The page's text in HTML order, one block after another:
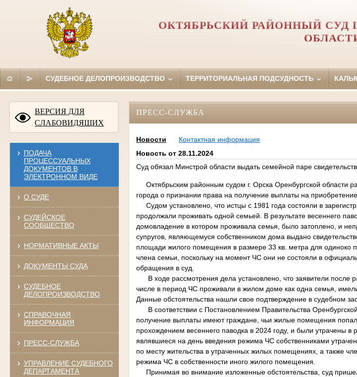
ОКТЯБРЬСКИЙ РАЙОННЫЙ СУД
СУДЕБНОЕ ДЕЛОПРОИЗВОДСТВО ТЕРРИТОРИАЛЬНАЯ ПОДСУДНОСТЬ
ВЕРСИЯ ДЛЯ
СЛАБОВИДЯЩИХ
ПОДАЧА
ПРОЦЕССУАЛЬНЫХ
ДОКУМЕНТОВ В
ЭЛЕКТРОННОМ ВИДЕ
О СУДЕ
СУДЕЙСКОЕ
СООБЩЕСТВО
НОРМАТИВНЫЕ АКТЫ
ДОКУМЕНТЫ СУДА
СУДЕБНОЕ
ДЕЛОПРОИЗВОДСТВО
СПРАВОЧНАЯ
ИНФОРМАЦИЯ
ПРЕСС-СЛУЖБА
УПРАВЛЕНИЕ СУДЕБНОГО
ДЕПАРТАМЕНТА
ПРЕСС-СЛУЖБА
Новости
Контактная информация
Новость от 28.11.2024
Суд обязал Минстрой области выдать семейной паре
Октябрьским районным судом г. Орска Оренбургской области
города о признании права на получение выплаты на
Судом установлено, что истцы с 1981 года состояли в
продолжали проживать одной семьей. В результате весеннего
домовладение в котором проживала семья, было затоплено, и
супругов, являющемуся собственником дома выдано
площади жилого помещения в размере 33 кв. метра для одиноко
члена семьи, поскольку на момент ЧС они не состояли в
обращения в суд.
В ходе рассмотрения дела установлено, что заявители после
числе в период ЧС проживали в жилом доме как одна семья,
Данные обстоятельства нашли свое подтверждение в судебном
В соответствии с Постановлением Правительства
получение выплаты имеют граждане, чьи жилые помещения
прохождением весеннего паводка в 2024 году, и были утрачены в
являвшиеся на день введения режима ЧС собственниками
по месту жительства в утраченных жилых помещениях, а также
режима ЧС в собственности иного жилого помещения.
Принимая во внимание изложенные обстоятельства, суд